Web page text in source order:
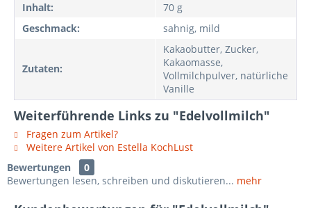
Inhalt:
70 g
Geschmack:
sahnig, mild
Zutaten:
Kakaobutter, Zucker,
Kakaomasse,
Vollmilchpulver, natürliche
Vanille
Weiterführende Links zu "Edelvollmilch"
Fragen zum Artikel?
Weitere Artikel von Estella KochLust
Bewertungen
0
Bewertungen lesen, schreiben und diskutieren... mehr